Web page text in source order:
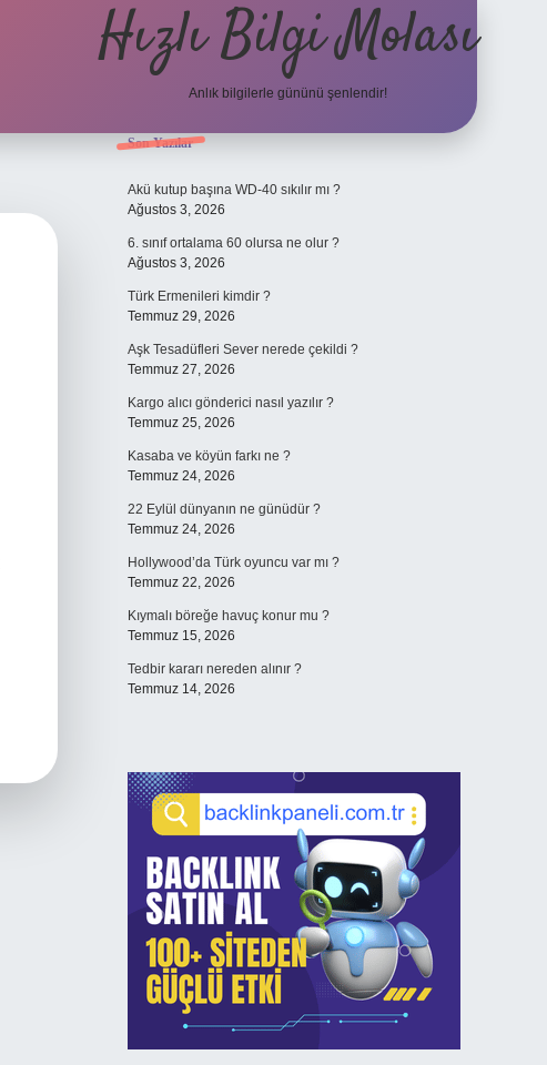
Hızlı Bilgi Molası
Anlık bilgilerle gününü şenlendir!
Sidebar
Son Yazılar
Akü kutup başına WD-40 sıkılır mı ?
Ağustos 3, 2026
6. sınıf ortalama 60 olursa ne olur ?
Ağustos 3, 2026
Türk Ermenileri kimdir ?
Temmuz 29, 2026
Aşk Tesadüfleri Sever nerede çekildi ?
Temmuz 27, 2026
Kargo alıcı gönderici nasıl yazılır ?
Temmuz 25, 2026
Kasaba ve köyün farkı ne ?
Temmuz 24, 2026
22 Eylül dünyanın ne günüdür ?
Temmuz 24, 2026
Hollywood’da Türk oyuncu var mı ?
Temmuz 22, 2026
Kıymalı böreğe havuç konur mu ?
Temmuz 15, 2026
Tedbir kararı nereden alınır ?
Temmuz 14, 2026